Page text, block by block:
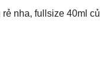
nha, fullsize 40ml